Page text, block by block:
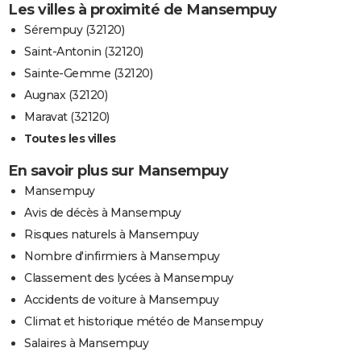
Les villes à proximité de Mansempuy
Sérempuy (32120)
Saint-Antonin (32120)
Sainte-Gemme (32120)
Augnax (32120)
Maravat (32120)
Toutes les villes
En savoir plus sur Mansempuy
Mansempuy
Avis de décès à Mansempuy
Risques naturels à Mansempuy
Nombre d'infirmiers à Mansempuy
Classement des lycées à Mansempuy
Accidents de voiture à Mansempuy
Climat et historique météo de Mansempuy
Salaires à Mansempuy